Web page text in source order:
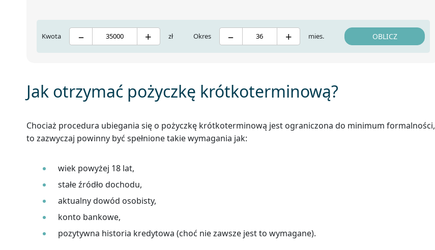
Kwota – + zł Okres – + mies. OBLICZ
Jak otrzymać pożyczkę krótkoterminową?
Chociaż procedura ubiegania się o pożyczkę krótkoterminową jest ograniczona do minimum formalności,
to zazwyczaj powinny być spełnione takie wymagania jak:
wiek powyżej 18 lat,
stałe źródło dochodu,
aktualny dowód osobisty,
konto bankowe,
pozytywna historia kredytowa (choć nie zawsze jest to wymagane).